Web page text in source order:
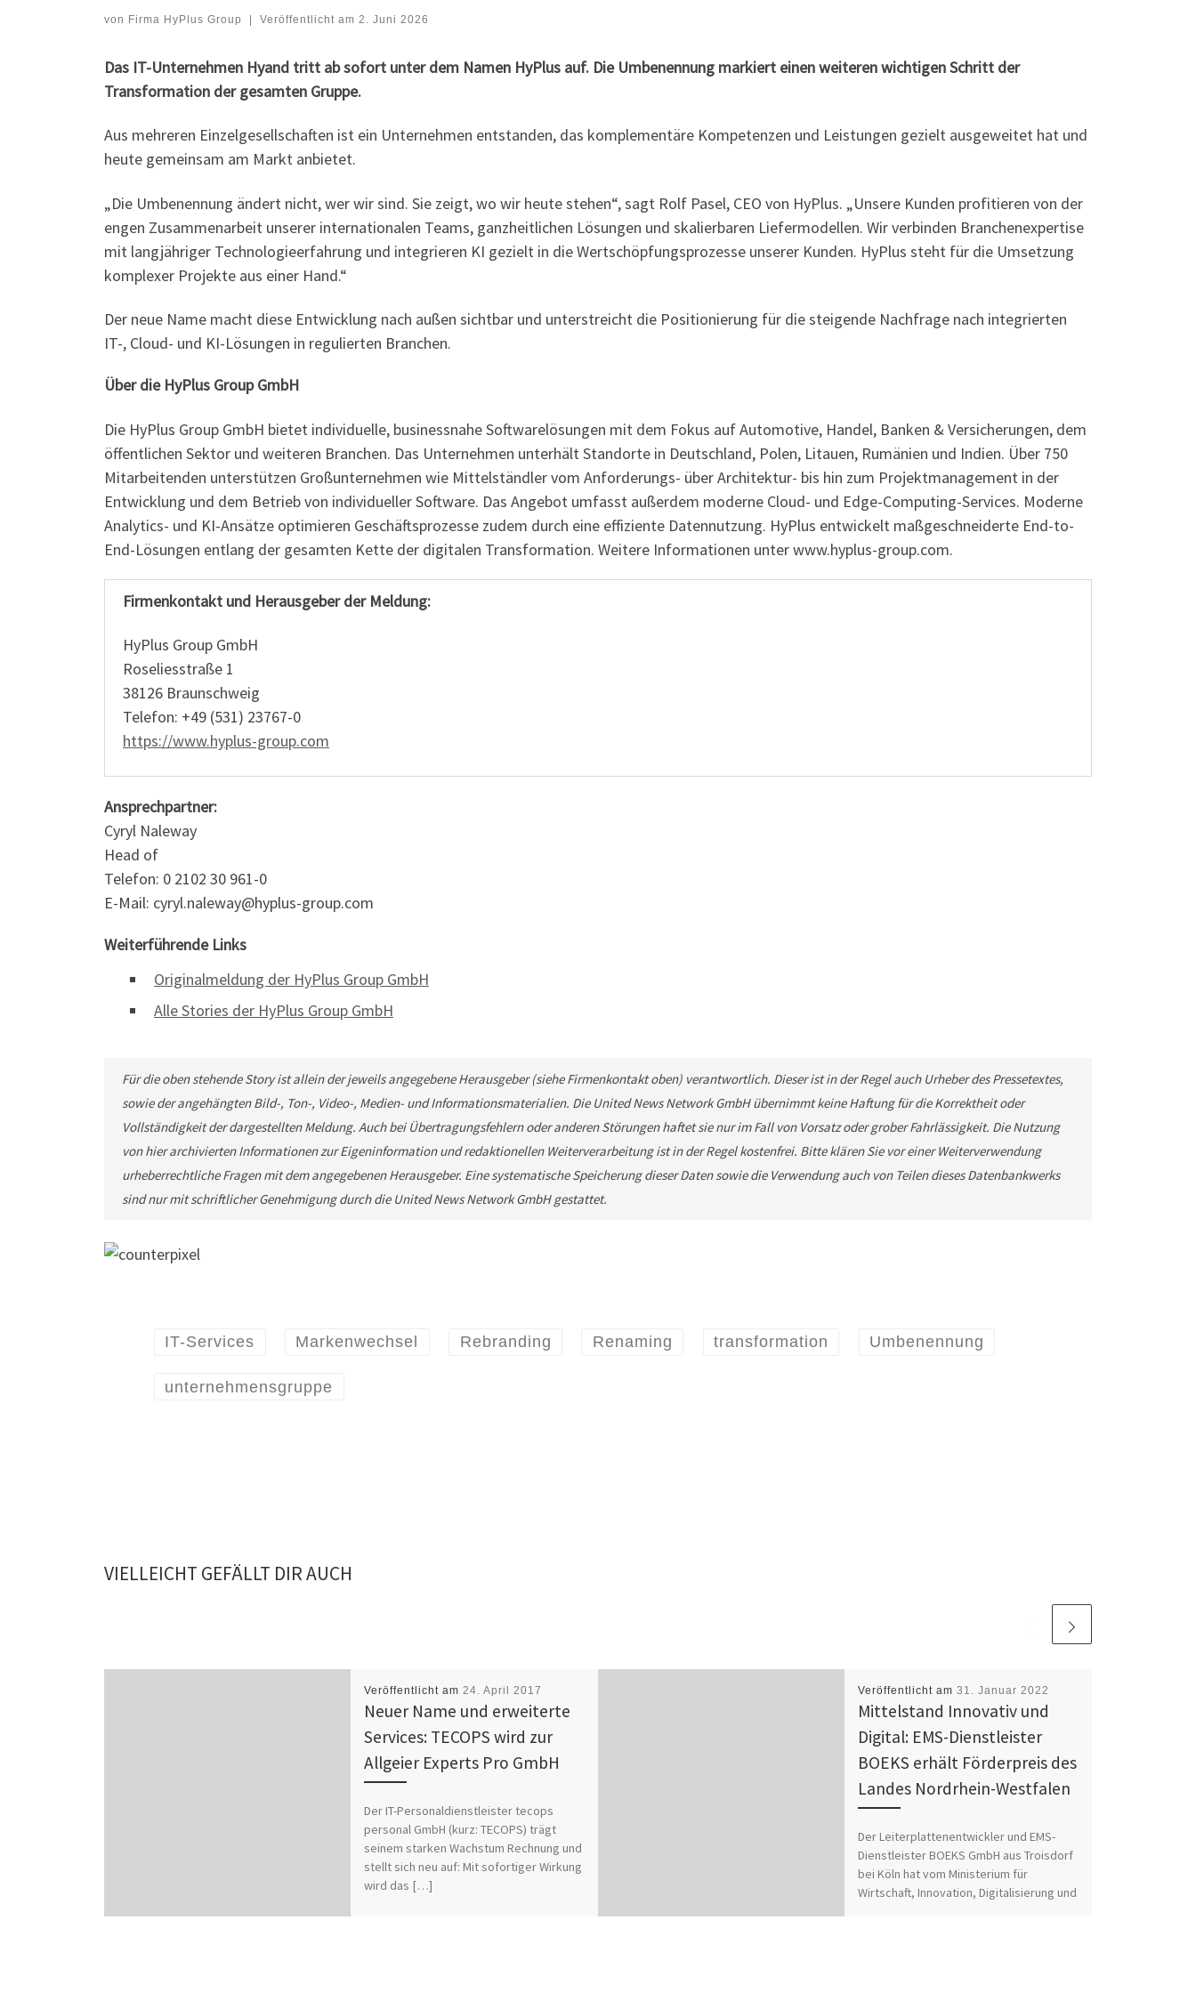
von Firma HyPlus Group Veröffentlicht am 2. Juni 2026
Das IT-Unternehmen Hyand tritt ab sofort unter dem Namen HyPlus auf. Die Umbenennung markiert einen weiteren wichtigen Schritt der
Transformation der gesamten Gruppe.
Aus mehreren Einzelgesellschaften ist ein Unternehmen entstanden, das komplementäre Kompetenzen und Leistungen gezielt ausgeweitet hat und
heute gemeinsam am Markt anbietet.
„Die Umbenennung ändert nicht, wer wir sind. Sie zeigt, wo wir heute stehen“, sagt Rolf Pasel, CEO von HyPlus. „Unsere Kunden profitieren von der
engen Zusammenarbeit unserer internationalen Teams, ganzheitlichen Lösungen und skalierbaren Liefermodellen. Wir verbinden Branchenexpertise
mit langjähriger Technologieerfahrung und integrieren KI gezielt in die Wertschöpfungsprozesse unserer Kunden. HyPlus steht für die Umsetzung
komplexer Projekte aus einer Hand.“
Der neue Name macht diese Entwicklung nach außen sichtbar und unterstreicht die Positionierung für die steigende Nachfrage nach integrierten
IT-, Cloud- und KI-Lösungen in regulierten Branchen.
Über die HyPlus Group GmbH
Die HyPlus Group GmbH bietet individuelle, businessnahe Softwarelösungen mit dem Fokus auf Automotive, Handel, Banken & Versicherungen, dem
öffentlichen Sektor und weiteren Branchen. Das Unternehmen unterhält Standorte in Deutschland, Polen, Litauen, Rumänien und Indien. Über 750
Mitarbeitenden unterstützen Großunternehmen wie Mittelständler vom Anforderungs- über Architektur- bis hin zum Projektmanagement in der
Entwicklung und dem Betrieb von individueller Software. Das Angebot umfasst außerdem moderne Cloud- und Edge-Computing-Services. Moderne
Analytics- und KI-Ansätze optimieren Geschäftsprozesse zudem durch eine effiziente Datennutzung. HyPlus entwickelt maßgeschneiderte End-to-
End-Lösungen entlang der gesamten Kette der digitalen Transformation. Weitere Informationen unter www.hyplus-group.com.
Firmenkontakt und Herausgeber der Meldung:
HyPlus Group GmbH
Roseliesstraße 1
38126 Braunschweig
Telefon: +49 (531) 23767-0
https://www.hyplus-group.com
Ansprechpartner:
Cyryl Naleway
Head of
Telefon: 0 2102 30 961-0
E-Mail: cyryl.naleway@hyplus-group.com
Weiterführende Links
Originalmeldung der HyPlus Group GmbH
Alle Stories der HyPlus Group GmbH
Für die oben stehende Story ist allein der jeweils angegebene Herausgeber (siehe Firmenkontakt oben) verantwortlich. Dieser ist in der Regel auch Urheber des Pressetextes,
sowie der angehängten Bild-, Ton-, Video-, Medien- und Informationsmaterialien. Die United News Network GmbH übernimmt keine Haftung für die Korrektheit oder
Vollständigkeit der dargestellten Meldung. Auch bei Übertragungsfehlern oder anderen Störungen haftet sie nur im Fall von Vorsatz oder grober Fahrlässigkeit. Die Nutzung
von hier archivierten Informationen zur Eigeninformation und redaktionellen Weiterverarbeitung ist in der Regel kostenfrei. Bitte klären Sie vor einer Weiterverwendung
urheberrechtliche Fragen mit dem angegebenen Herausgeber. Eine systematische Speicherung dieser Daten sowie die Verwendung auch von Teilen dieses Datenbankwerks
sind nur mit schriftlicher Genehmigung durch die United News Network GmbH gestattet.
IT-Services Markenwechsel Rebranding Renaming transformation Umbenennung
unternehmensgruppe
VIELLEICHT GEFÄLLT DIR AUCH
Veröffentlicht am 24. April 2017
Neuer Name und erweiterte
Services: TECOPS wird zur
Allgeier Experts Pro GmbH
Der IT-Personaldienstleister tecops
personal GmbH (kurz: TECOPS) trägt
seinem starken Wachstum Rechnung und
stellt sich neu auf: Mit sofortiger Wirkung
wird das […]
Veröffentlicht am 31. Januar 2022
Mittelstand Innovativ und
Digital: EMS-Dienstleister
BOEKS erhält Förderpreis des
Landes Nordrhein-Westfalen
Der Leiterplattenentwickler und EMS-
Dienstleister BOEKS GmbH aus Troisdorf
bei Köln hat vom Ministerium für
Wirtschaft, Innovation, Digitalisierung und